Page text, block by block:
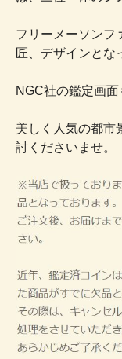
フリーメーソンフ
匠、デザインとな
NGC社の鑑定画面
美しく人気の都市
討くださいませ。